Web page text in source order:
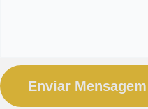
Enviar Mensagem